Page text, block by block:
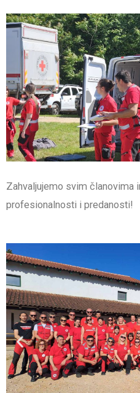
Zahvaljujemo svim članovima
profesionalnosti i predanosti!